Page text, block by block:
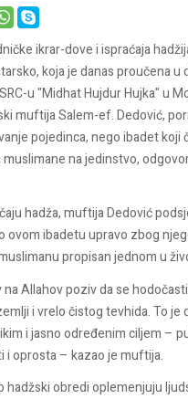
ikrar-dove i ispraćaja
koja je danas proučena u
u "Midhat Hujdur Hujka" u
muftija Salem-ef. Dedović,
pojedinca, nego ibadet koji
na jedinstvo,
hadža, muftija Dedović
ovom ibadetu upravo zbog
propisan jednom u
Allahov poziv da se
i vrelo čistog tevhida. To je
i jasno određenim ciljem –
i oprosta – kazao je muftija.
hadžski obredi oplemenjuju